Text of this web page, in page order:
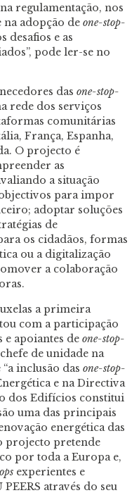
regulamentação, nos
adopção de one-stop-
desafios e as
pode ler-se no
das one-stop-
rede dos serviços
comunitárias
França, Espanha,
O projecto é
as
a situação
para impor
adoptar soluções
de
os cidadãos, formas
ou a digitalização
a colaboração
a primeira
com a participação
e apoiantes de one-stop-
de unidade na
inclusão das one-stop-
e na Directiva
dos Edifícios constitui
uma das principais
energética das
projecto pretende
por toda a Europa e,
experientes e
através do seu